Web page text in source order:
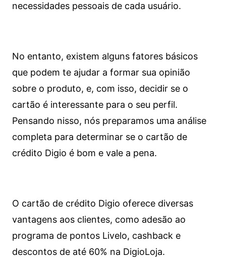
necessidades pessoais de cada usuário.
No entanto, existem alguns fatores básicos
que podem te ajudar a formar sua opinião
sobre o produto, e, com isso, decidir se o
cartão é interessante para o seu perfil.
Pensando nisso, nós preparamos uma análise
completa para determinar se o cartão de
crédito Digio é bom e vale a pena.
O cartão de crédito Digio oferece diversas
vantagens aos clientes, como adesão ao
programa de pontos Livelo, cashback e
descontos de até 60% na DigioLoja.